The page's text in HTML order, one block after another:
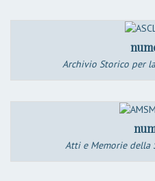
Archivio Storico per
Atti e Memorie della